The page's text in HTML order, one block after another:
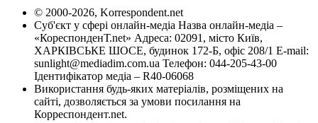
© 2000-2026, Korrespondent.net
Суб'єкт у сфері онлайн-медіа Назва онлайн-медіа –
«КореспонденТ.net» Адреса: 02091, місто Київ,
ХАРКІВСЬКЕ ШОСЕ, будинок 172-Б, офіс 208/1 E-mail:
sunlight@mediadim.com.ua Телефон: 044-205-43-00
Ідентифікатор медіа – R40-06068
Використання будь-яких матеріалів, розміщених на
сайті, дозволяється за умови посилання на
Корреспондент.net.